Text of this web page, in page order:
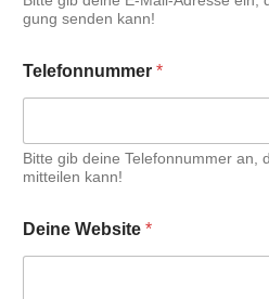
gung sen­den kann!
Tele­fon­num­mer *
Bit­te gib dei­ne Tele­fon­num­mer an,
mit­tei­len kann!
Dei­ne Web­site *